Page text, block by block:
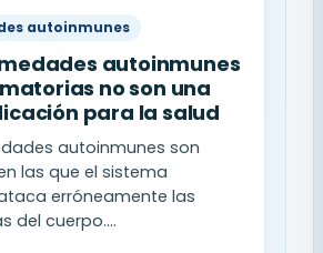
autoinmunes
autoinmunes
no son una
para la salud
autoinmunes son
las que el sistema
erróneamente las
del cuerpo....